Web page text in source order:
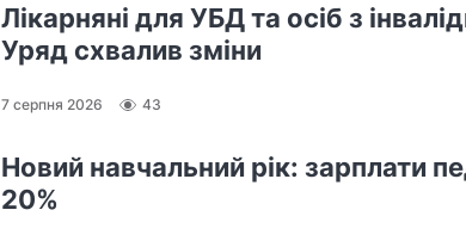
Лікарняні для УБД та осіб з
Уряд схвалив зміни
7 серпня 2026 43
Новий навчальний рік: зарплати
20%